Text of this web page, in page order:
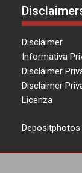
Disclaimer
Informativa
Disclaimer
Disclaimer
Licenza
Depositphotos